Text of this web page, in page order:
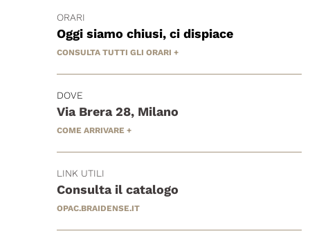
ORARI
Oggi siamo chiusi, ci dispiace
CONSULTA TUTTI GLI ORARI +
DOVE
Via Brera 28, Milano
COME ARRIVARE +
LINK UTILI
Consulta il catalogo
OPAC.BRAIDENSE.IT